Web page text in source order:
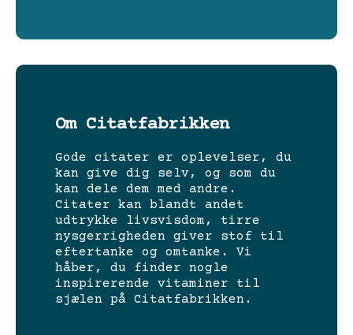
Om Citatfabrikken
Gode citater er oplevelser, du
kan give dig selv, og som du
kan dele dem med andre.
Citater kan blandt andet
udtrykke livsvisdom, tirre
nysgerrigheden giver stof til
eftertanke og omtanke. Vi
håber, du finder nogle
inspirerende vitaminer til
sjælen på Citatfabrikken.